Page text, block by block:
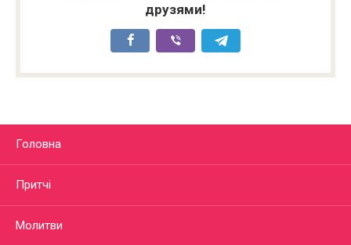
друзями!
Головна
Притчі
Молитви